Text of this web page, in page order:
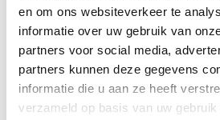
en om ons websiteverkeer te
informatie over uw gebruik van
partners voor social media,
partners kunnen deze gegevens
informatie die u aan ze heeft
verzameld op basis van uw